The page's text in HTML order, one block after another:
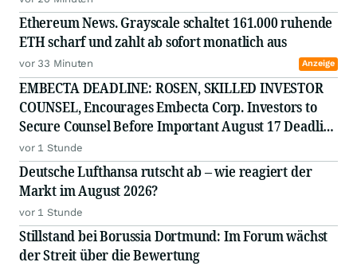
Ethereum News. Grayscale schaltet 161.000 ruhende
ETH scharf und zahlt ab sofort monatlich aus
vor 33 Minuten Anzeige
EMBECTA DEADLINE: ROSEN, SKILLED INVESTOR
COUNSEL, Encourages Embecta Corp. Investors to
Secure Counsel Before Important August 17 Deadline
in Securities Class Action - EMBC
vor 1 Stunde
Deutsche Lufthansa rutscht ab – wie reagiert der
Markt im August 2026?
vor 1 Stunde
Stillstand bei Borussia Dortmund: Im Forum wächst
der Streit über die Bewertung